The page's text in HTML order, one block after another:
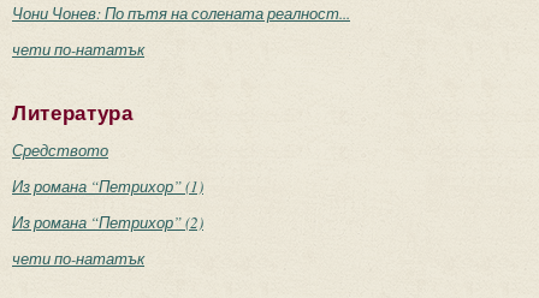
Чони Чонев: По пътя на солената реалност...
чети по-нататък
Литература
Средството
Из романа “Петрихор” (1)
Из романа “Петрихор” (2)
чети по-нататък